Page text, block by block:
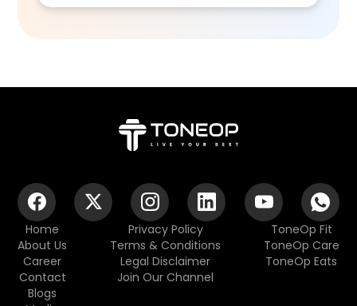
Home
About Us
Career
Contact
Blogs
Privacy Policy
Terms & Conditions
Legal Disclaimer
Join Our Channel
ToneOp Fit
ToneOp Care
ToneOp Eats